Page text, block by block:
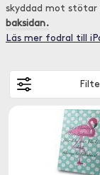
skyddad mot stötar
baksidan.
Läs mer fodral till